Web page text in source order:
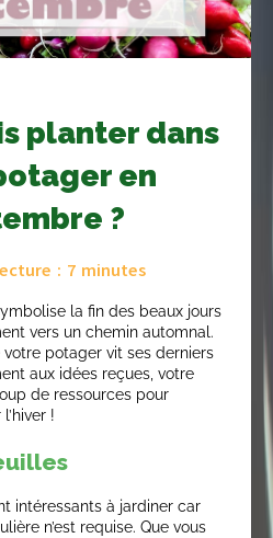
planter dans
en
?
: 7minutes
la fin des beaux jours
vers un chemin automnal.
potager vit ses derniers
aux idées reçues, votre
de ressources pour
!
intéressants à jardiner car
n’est requise. Que vous